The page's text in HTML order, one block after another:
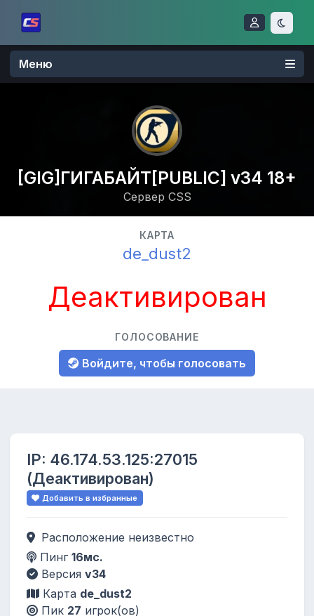
Меню
[GIG]ГИГАБАЙТ[PUBLIC] v34 18+
Сервер CSS
КАРТА
de_dust2
Деактивирован
ГОЛОСОВАНИЕ
Войдите, чтобы голосовать
IP: 46.174.53.125:27015
(Деактивирован)
Добавить в избранные
Расположение неизвестно
Пинг 16мс.
Версия v34
Карта de_dust2
Пик 27 игрок(ов)